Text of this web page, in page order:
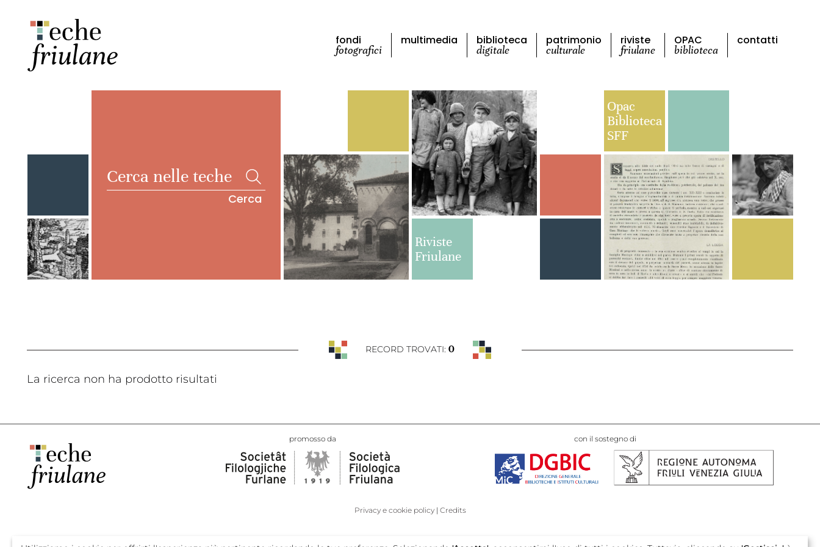
fondi
fotografici
multimedia biblioteca
digitale
patrimonio
culturale
riviste
friulane
OPAC
biblioteca
contatti
Cerca
Opac
Biblioteca
SFF
Riviste
Friulane
RECORD TROVATI: 0
La ricerca non ha prodotto risultati
promosso da con il sostegno di
Privacy e cookie policy Credits